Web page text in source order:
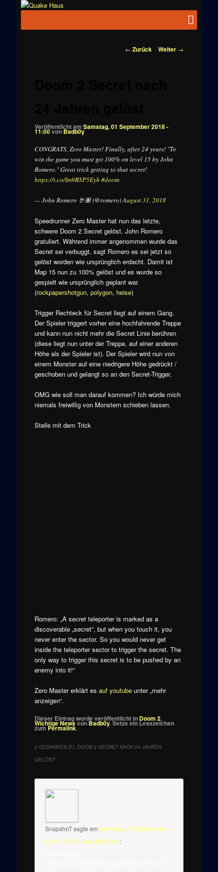
News zu
Beitragsnavigation
← Zurück Weiter →
Veröffentlicht am Samstag, 01 September 2018 -
11:00vonBadb0y
CONGRATS, Zero Master! Finally, after 24 years! "To
win the game you must get 100% on level 15 by John
Romero." Great trick getting to that secret!
https://t.co/Im9BSP5Eyh #doom
— John Romero 🤘🏽 (@romero)August 31, 2018
Speedrunner Zero Master hat nun das letzte,
schwere Doom 2 Secret gelöst. John Romero
gratuliert. Während immer angenommen wurde das
Secret sei verbuggt, sagt Romero es sei jetzt so
gelöst worden wie ursprünglich erdacht. Damit ist
Map 15 nun zu 100% gelöst und es wurde so
gespielt wie ursprünglich geplant war.
(rockpapershotgun, polygon, heise)
Trigger Rechteck für Secret liegt auf einem Gang.
Der Spieler triggert vorher eine hochfahrende Treppe
und kann nun nicht mehr die Secret Linie berühren
(diese liegt nun unter der Treppe, auf einer anderen
Höhe als der Spieler ist). Der Spieler wird nun von
einem Monster auf eine niedrigere Höhe gedrückt /
geschoben und gelangt so an den Secret-Trigger.
OMG wie soll man darauf kommen? Ich würde mich
niemals freiwillig von Monstern schieben lassen.
Stelle mit dem Trick
Romero: „A secret teleporter is marked as a
discoverable „secret“, but when you touch it, you
never enter the sector. So you would never get
inside the teleporter sector to trigger the secret. The
only way to trigger this secret is to be pushed by an
enemy into it!“
Zero Master erklärt es auf youtubeunter „mehr
anzeigen“.
Dieser Eintrag wurde veröffentlicht in Doom 2,
Wichtige NewsvonBadb0y. Setze ein Lesezeichen
zumPermalink.
2 GEDANKEN ZU „DOOM 2 SECRET NACH 24 JAHREN
GELÖST“
SnapshoTsagte am Samstag, 01 September
2018 - 14:27 um 14:27 Uhr :